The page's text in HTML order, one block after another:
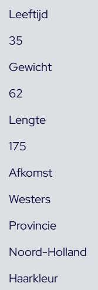
Leeftijd
35
Gewicht
62
Lengte
175
Afkomst
Westers
Provincie
Noord-Holland
Haarkleur